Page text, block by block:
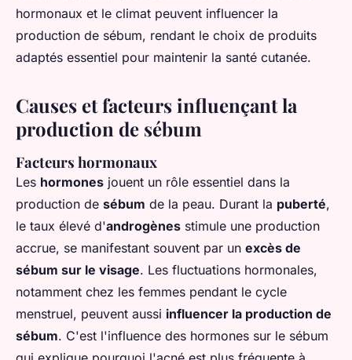
hormonaux et le climat peuvent influencer la
production de sébum, rendant le choix de produits
adaptés essentiel pour maintenir la santé cutanée.
Causes et facteurs influençant la
production de sébum
Facteurs hormonaux
Les hormones jouent un rôle essentiel dans la
production de sébum de la peau. Durant la puberté,
le taux élevé d'androgènes stimule une production
accrue, se manifestant souvent par un excès de
sébum sur le visage. Les fluctuations hormonales,
notamment chez les femmes pendant le cycle
menstruel, peuvent aussi influencer la production de
sébum. C'est l'influence des hormones sur le sébum